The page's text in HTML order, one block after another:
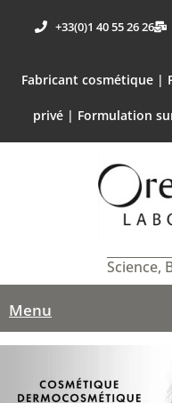
+33(0)1 40 55 26 26
Fabricant cosmétique |
privé | Formulation
Science,
Menu